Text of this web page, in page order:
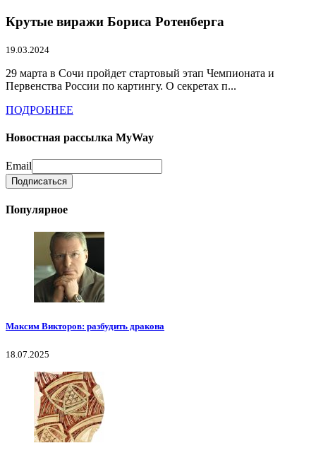
Крутые виражи Бориса Ротенберга
19.03.2024
29 марта в Сочи пройдет стартовый этап Чемпионата и
Первенства России по картингу. О секретах п...
ПОДРОБНЕЕ
Новостная рассылка MyWay
Email
Популярное
Максим Викторов: разбудить дракона
18.07.2025